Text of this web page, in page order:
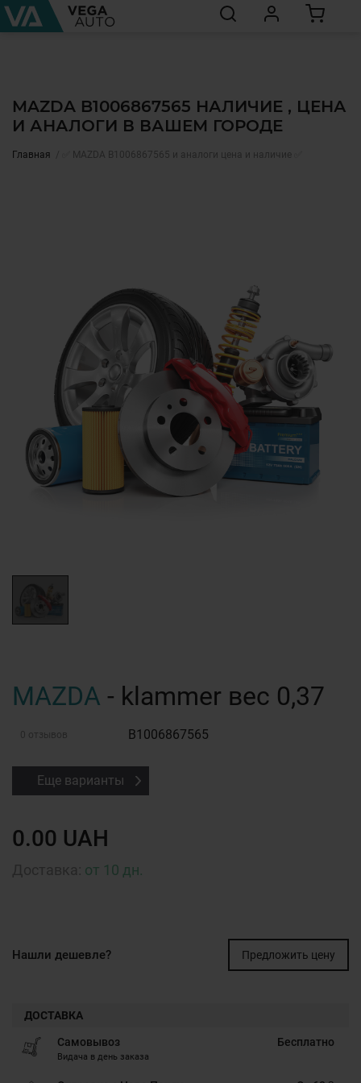
MAZDA B1006867565 НАЛИЧИЕ , ЦЕНА
И АНАЛОГИ В ВАШЕМ ГОРОДЕ
Главная ✅ MAZDA B1006867565 и аналоги цена и наличие ✅
MAZDA - klammer вес 0,37
0 отзывов B1006867565
Еще варианты
0.00 UAH
от 10 дн.
Нашли дешевле? Предложить цену
ДОСТАВКА
Самовывоз
Видача в день заказа
Бесплатно